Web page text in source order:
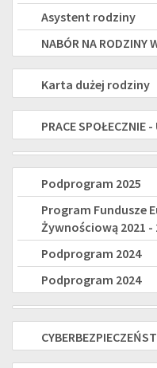
Asystent rodziny
NABÓR NA RODZINY
KARTA
DUŻEJ
RODZINY
Karta dużej rodziny
PRACE
SPOŁECZNIE-
UŻYTECZNE
PRACE SPOŁECZNIE
Świadczenie
wspierające
nowe
świadczenie
dla
osób
z
Program
Fundusze
Europejskie
na
Pomoc
Żywnościową
2021
Podprogram 2025
Program Fundusze
Żywnościową 2021 -
Podprogram 2024
Podprogram 2024
Korpus
Wsparcia